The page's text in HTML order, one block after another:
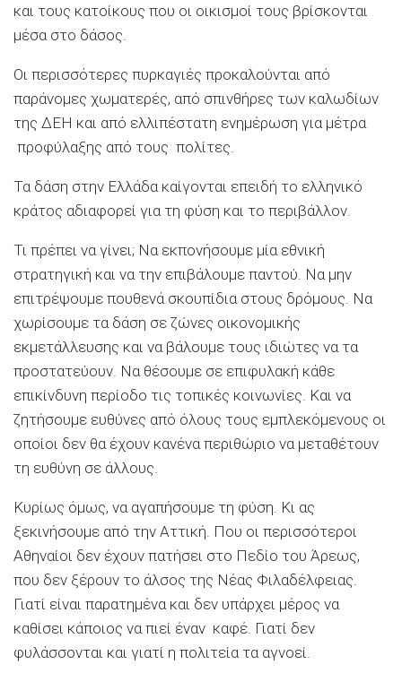
και τους κατοίκους που οι οικισμοί τους βρίσκονται
μέσα στο δάσος.
Οι περισσότερες πυρκαγιές προκαλούνται από
παράνομες χωματερές, από σπινθήρες των καλωδίων
της ΔΕΗ και από ελλιπέστατη ενημέρωση για μέτρα
προφύλαξης από τους πολίτες.
Τα δάση στην Ελλάδα καίγονται επειδή το ελληνικό
κράτος αδιαφορεί για τη φύση και το περιβάλλον.
Τι πρέπει να γίνει; Nα εκπονήσουμε μία εθνική
στρατηγική και να την επιβάλουμε παντού. Να μην
επιτρέψουμε πουθενά σκουπίδια στους δρόμους. Να
χωρίσουμε τα δάση σε ζώνες οικονομικής
εκμετάλλευσης και να βάλουμε τους ιδιώτες να τα
προστατεύουν. Να θέσουμε σε επιφυλακή κάθε
επικίνδυνη περίοδο τις τοπικές κοινωνίες. Και να
ζητήσουμε ευθύνες από όλους τους εμπλεκόμενους οι
οποίοι δεν θα έχουν κανένα περιθώριο να μεταθέτουν
τη ευθύνη σε άλλους.
Κυρίως όμως, να αγαπήσουμε τη φύση. Κι ας
ξεκινήσουμε από την Αττική. Που οι περισσότεροι
Αθηναίοι δεν έχουν πατήσει στο Πεδίο του Άρεως,
που δεν ξέρουν το άλσος της Νέας Φιλαδέλφειας.
Γιατί είναι παρατημένα και δεν υπάρχει μέρος να
καθίσει κάποιος να πιεί έναν καφέ. Γιατί δεν
φυλάσσονται και γιατί η πολιτεία τα αγνοεί.